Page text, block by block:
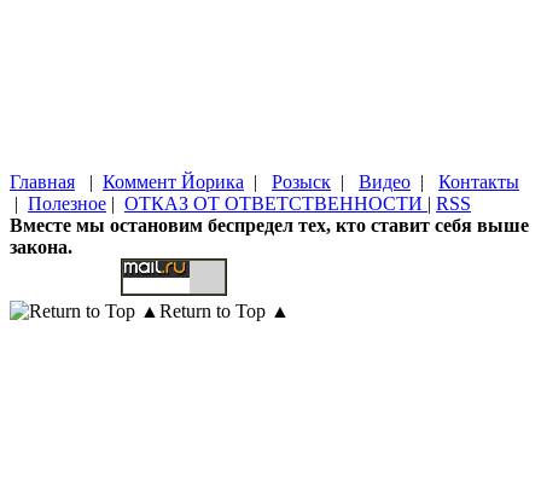
Главная | Коммент Йорика | Розыск | Видео | Контакты
| Полезное | ОТКАЗ ОТ ОТВЕТСТВЕННОСТИ | RSS
Вместе мы остановим беспредел тех, кто ставит себя выше
закона.
Return to Top ▲